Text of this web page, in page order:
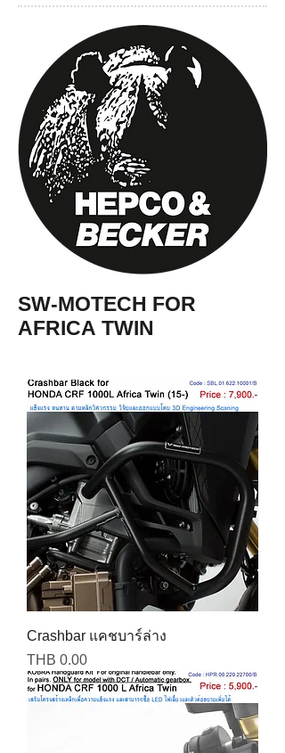
SW-MOTECH FOR
AFRICA TWIN
Crashbar แคชบาร์ล่าง
Price
THB 0.00